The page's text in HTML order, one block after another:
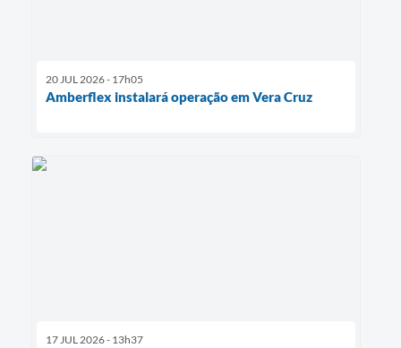
20 JUL 2026 - 17h05
Amberflex instalará operação em Vera Cruz
17 JUL 2026 - 13h37